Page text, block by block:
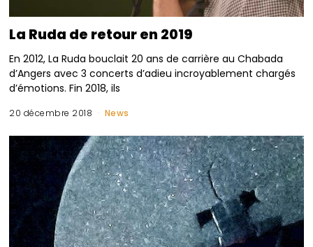
La Ruda de retour en 2019
En 2012, La Ruda bouclait 20 ans de carrière au Chabada
d’Angers avec 3 concerts d’adieu incroyablement chargés
d’émotions. Fin 2018, ils
20 décembre 2018 News